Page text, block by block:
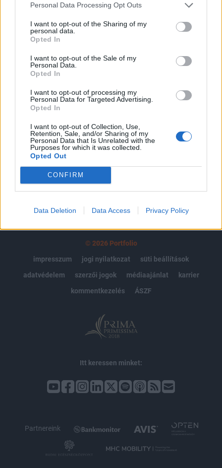
Personal Data Processing Opt Outs
I want to opt-out of the Sharing of my
personal data.
Opted In
I want to opt-out of the Sale of my
Personal Data.
Opted In
I want to opt-out of processing my
Personal Data for Targeted Advertising.
Opted In
I want to opt-out of Collection, Use,
Retention, Sale, and/or Sharing of my
Personal Data that Is Unrelated with the
Purposes for which it was collected.
Opted Out
CONFIRM
Data Deletion Data Access Privacy Policy
KEDVES OLVASÓNK!
A keresett cikk a portfolio.hu hírarchívumához
tartozik, melynek olvasása előfizetéses
Az előfizetés a következőket tartalmazza:
Portfolio.hu teljes cikkarchívum
Kötéslisták: BÉT elmúlt 2 év napon belüli
kötéslistái
Előfizetés
MÁR ELŐFIZETŐNK VAGY?BEJELENTKEZÉS
© 2026 Portfolio
impresszum
jogi nyilatkozat
süti beállítások
adatvédelem
szerzői jogok médiaajánlat
karrier
kommentkezelés
ÁSZF
Itt keressen minket:
Partnereink